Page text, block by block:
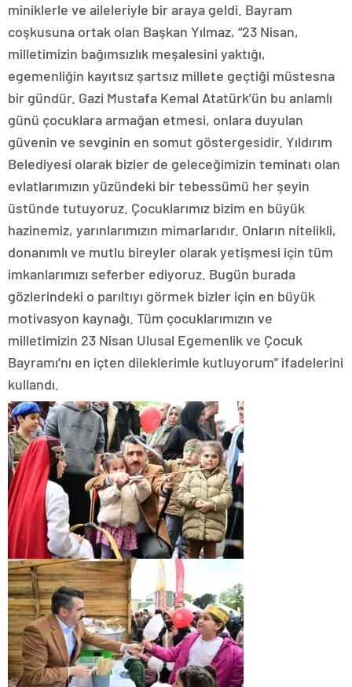
miniklerle ve aileleriyle bir araya geldi. Bayram
coşkusuna ortak olan Başkan Yılmaz, “23 Nisan,
milletimizin bağımsızlık meşalesini yaktığı,
egemenliğin kayıtsız şartsız millete geçtiği müstesna
bir gündür. Gazi Mustafa Kemal Atatürk’ün bu anlamlı
günü çocuklara armağan etmesi, onlara duyulan
güvenin ve sevginin en somut göstergesidir. Yıldırım
Belediyesi olarak bizler de geleceğimizin teminatı olan
evlatlarımızın yüzündeki bir tebessümü her şeyin
üstünde tutuyoruz. Çocuklarımız bizim en büyük
hazinemiz, yarınlarımızın mimarlarıdır. Onların nitelikli,
donanımlı ve mutlu bireyler olarak yetişmesi için tüm
imkanlarımızı seferber ediyoruz. Bugün burada
gözlerindeki o parıltıyı görmek bizler için en büyük
motivasyon kaynağı. Tüm çocuklarımızın ve
milletimizin 23 Nisan Ulusal Egemenlik ve Çocuk
Bayramı’nı en içten dileklerimle kutluyorum” ifadelerini
kullandı.